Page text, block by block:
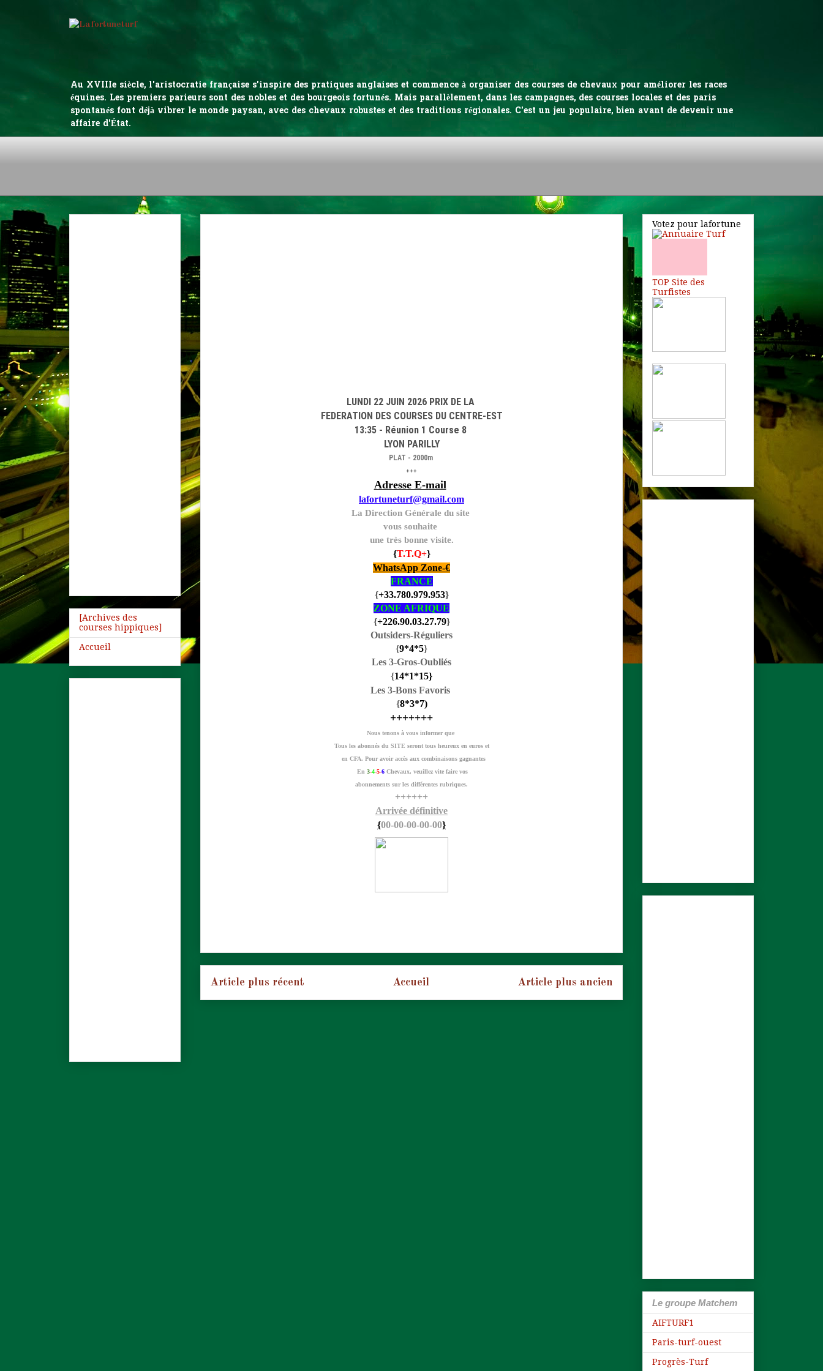
Au XVIIIe siècle, l'aristocratie française s'inspire des pratiques anglaises et commence à organiser des courses de chevaux pour améliorer les races
équines. Les premiers parieurs sont des nobles et des bourgeois fortunés. Mais parallèlement, dans les campagnes, des courses locales et des paris
spontanés font déjà vibrer le monde paysan, avec des chevaux robustes et des traditions régionales. C'est un jeu populaire, bien avant de devenir une
affaire d'État.
LUNDI 22 JUIN 2026 PRIX DE LA
FEDERATION DES COURSES DU CENTRE-EST
13:35 - Réunion 1 Course 8
LYON PARILLY
PLAT - 2000m
+++
Adresse E-mail
lafortuneturf@gmail.com
La Direction Générale du site
vous souhaite
une très bonne visite.
{T.T.Q+}
WhatsApp Zone-€
FRANCE
{+33.780.979.953}
ZONE AFRIQUE
{+226.90.03.27.79}
Outsiders-Réguliers
{9*4*5}
Les 3-Gros-Oubliés
{14*1*15}
Les 3-Bons Favoris
{8*3*7)
+++++++
Nous tenons à vous informer que
Tous les abonnés du SITE seront tous heureux en euros et
en CFA. Pour avoir accès aux combinaisons gagnantes
En 3-4-5-6 Chevaux, veuillez vite faire vos
abonnements sur les différentes rubriques.
++++++
Arrivée définitive
{00-00-00-00-00}
Article plus récent Article plus ancien
Accueil
[Archives des
courses hippiques]
Accueil
Votez pour lafortune
TOP Site des
Turfistes
Le groupe Matchem
AIFTURF1
Paris-turf-ouest
Progrès-Turf